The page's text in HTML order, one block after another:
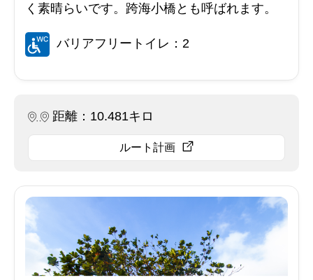
く素晴らいです。跨海小橋とも呼ばれます。
バリアフリートイレ：2
距離：10.481キロ
ルート計画